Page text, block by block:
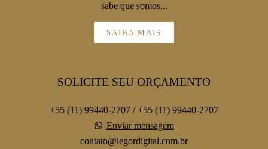
sabe que somos...
SAIBA MAIS
SOLICITE SEU ORÇAMENTO
+55 (11) 99440-2707 / +55 (11) 99440-2707
Enviar mensagem
contato@legordigital.com.br